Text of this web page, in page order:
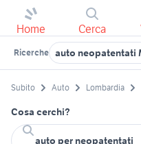
Home Cerca
Ricerche auto neopatentati
Subito Auto Lombardia
Cosa cerchi?